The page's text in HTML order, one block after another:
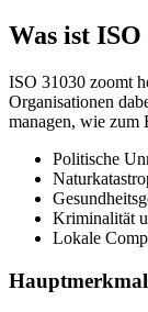
Was ist ISO
ISO 31030 zoomt
Organisationen
managen, wie zum
Politische
Kriminalität
Lokale